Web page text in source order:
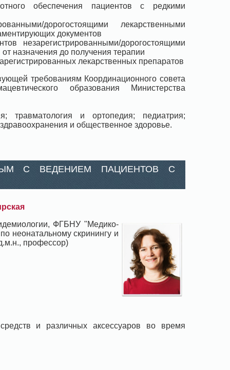
обеспечения пациентов с редкими
дорогостоящими лекарственными
документов
незарегистрированными/дорогостоящими
назначения до получения терапии
лекарственных препаратов
требованиям Координационного совета
образования Министерства
травматология и ортопедия; педиатрия;
и общественное здоровье.
С ВЕДЕНИЕМ ПАЦИЕНТОВ С
ФГБНУ "Медико-
неонатальному скринингу и
профессор)
и различных аксессуаров во время